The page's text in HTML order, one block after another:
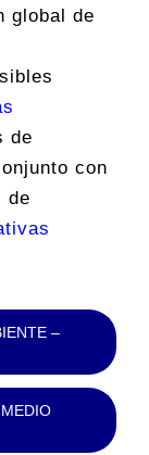
global de
de
con
de
–